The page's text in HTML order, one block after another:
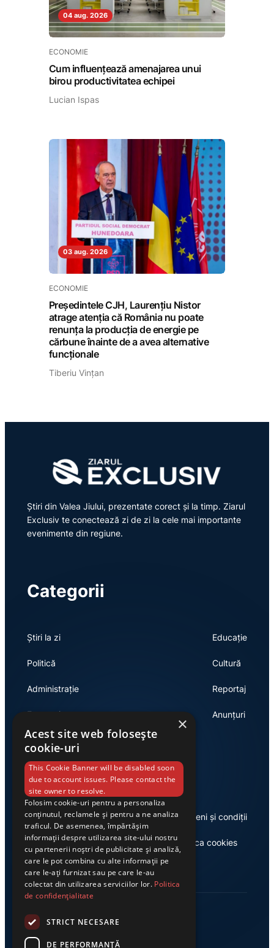
04 aug. 2026
ECONOMIE
Cum influențează amenajarea unui
birou productivitatea echipei
Lucian Ispas
03 aug. 2026
ECONOMIE
Președintele CJH, Laurențiu Nistor
atrage atenția că România nu poate
renunța la producția de energie pe
cărbune înainte de a avea alternative
funcționale
Tiberiu Vințan
Știri din Valea Jiului, prezentate corect și la timp. Ziarul
Exclusiv te conectează zi de zi la cele mai importante
evenimente din regiune.
Categorii
Știri la zi
Politică
Administrație
Economie
Educație
Cultură
Reportaj
Anunțuri
Link-uri utile
Despre noi
Casa de editură Exclusiv
Termeni și condiții
Politica cookies
×
Acest site web folosește
cookie-uri
This Cookie Banner will be disabled soon
due to account issues. Please contact the
site owner to resolve.
Folosim cookie-uri pentru a personaliza
conținutul, reclamele și pentru a ne analiza
traficul. De asemenea, împărtășim
informații despre utilizarea site-ului nostru
cu partenerii noștri de publicitate și analiză,
care le pot combina cu alte informații pe
care le-ați furnizat sau pe care le-au
colectat din utilizarea serviciilor lor. Politica
de confidențialitate
STRICT NECESARE
DE PERFORMANȚĂ